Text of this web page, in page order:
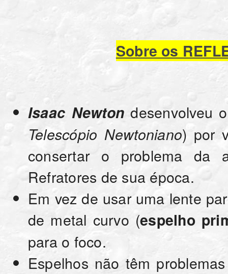
Sobre os
Isaac Newton desenvolveu
Telescópio Newtoniano) por
consertar o problema da
Refratores de sua época.
Em vez de usar uma lente
de metal curvo (espelho
para o foco.
Espelhos não têm